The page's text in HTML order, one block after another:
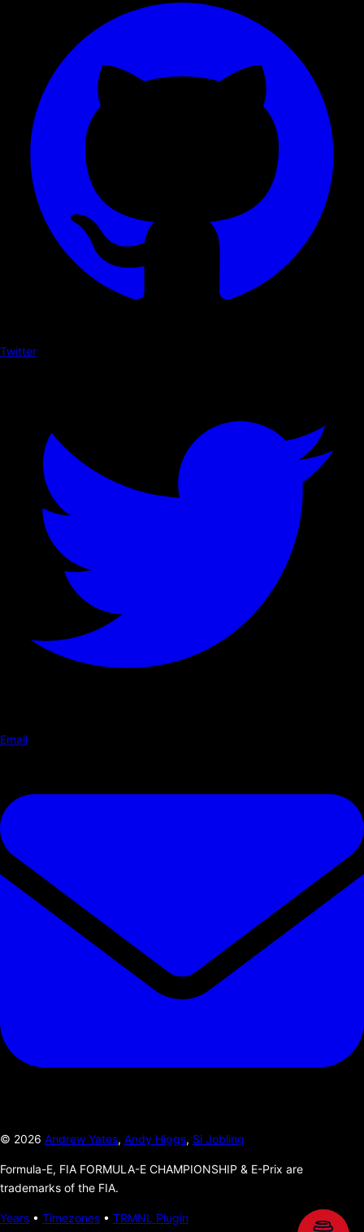
Twitter
Email
© 2026 Andrew Yates, Andy Higgs, Si Jobling
Formula-E, FIA FORMULA-E CHAMPIONSHIP & E-Prix are
trademarks of the FIA.
Years • Timezones • TRMNL Plugin